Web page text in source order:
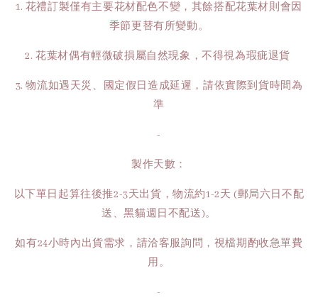
1. 花禮訂製僅有主要花材配色不變，其餘搭配花葉材則會因
季節更替有所變動。
2. 花葉材偶有輕微破損屬自然現象，不得視為瑕疵退貨
3. 物流如遇天災、國定假日造成延遲，請依實際到貨時間為
準
-
製作天數：
以下單日起算往後推2-3天出貨，物流約1-2天 (郵局六日不配
送、黑貓週日不配送)。
如有24小時內出貨需求，請洽客服詢問，視檔期酌收急單費
用。
-